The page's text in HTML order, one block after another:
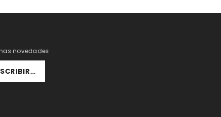
novedades